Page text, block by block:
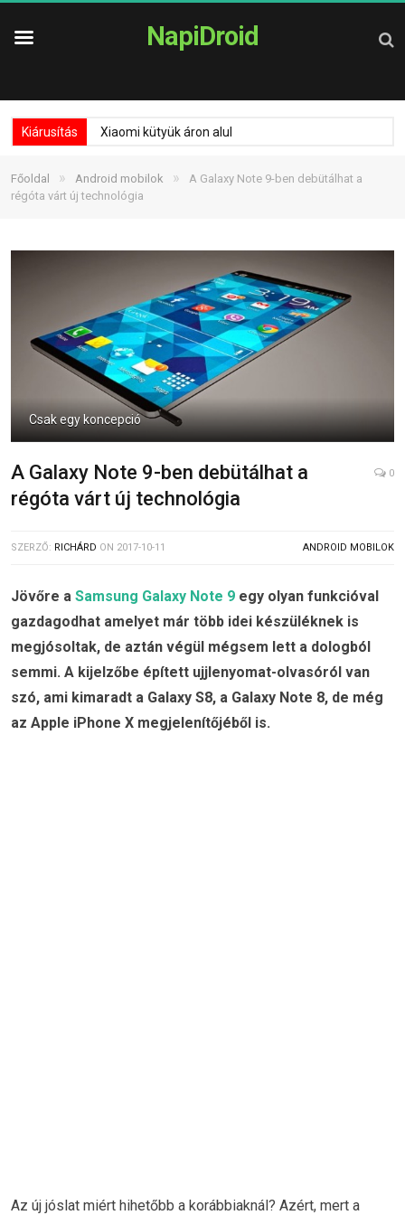
NapiDroid
Kiárusítás Xiaomi kütyük áron alul
Főoldal » Android mobilok »
A Galaxy Note 9-ben debütálhat a
régóta várt új technológia
Csak egy koncepció
A Galaxy Note 9-ben debütálhat a
régóta várt új technológia
0
SZERZŐ: RICHÁRD ON 2017-10-11 ANDROID MOBILOK
Jövőre a Samsung Galaxy Note 9 egy olyan funkcióval
gazdagodhat amelyet már több idei készüléknek is
megjósoltak, de aztán végül mégsem lett a dologból
semmi. A kijelzőbe épített ujjlenyomat-olvasóról van
szó, ami kimaradt a Galaxy S8, a Galaxy Note 8, de még
az Apple iPhone X megjelenítőjéből is.
Az új jóslat miért hihetőbb a korábbiaknál? Azért, mert a